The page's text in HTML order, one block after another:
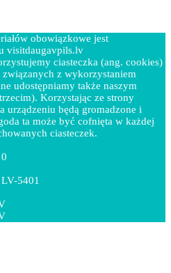
obowiązkowe jest
visitdaugavpils.lv
ciasteczka (ang. cookies)
z wykorzystaniem
udostępniamy także naszym
Korzystając ze strony
urządzeniu będą gromadzone i
ta może być cofnięta w każdej
ciasteczek.
5401